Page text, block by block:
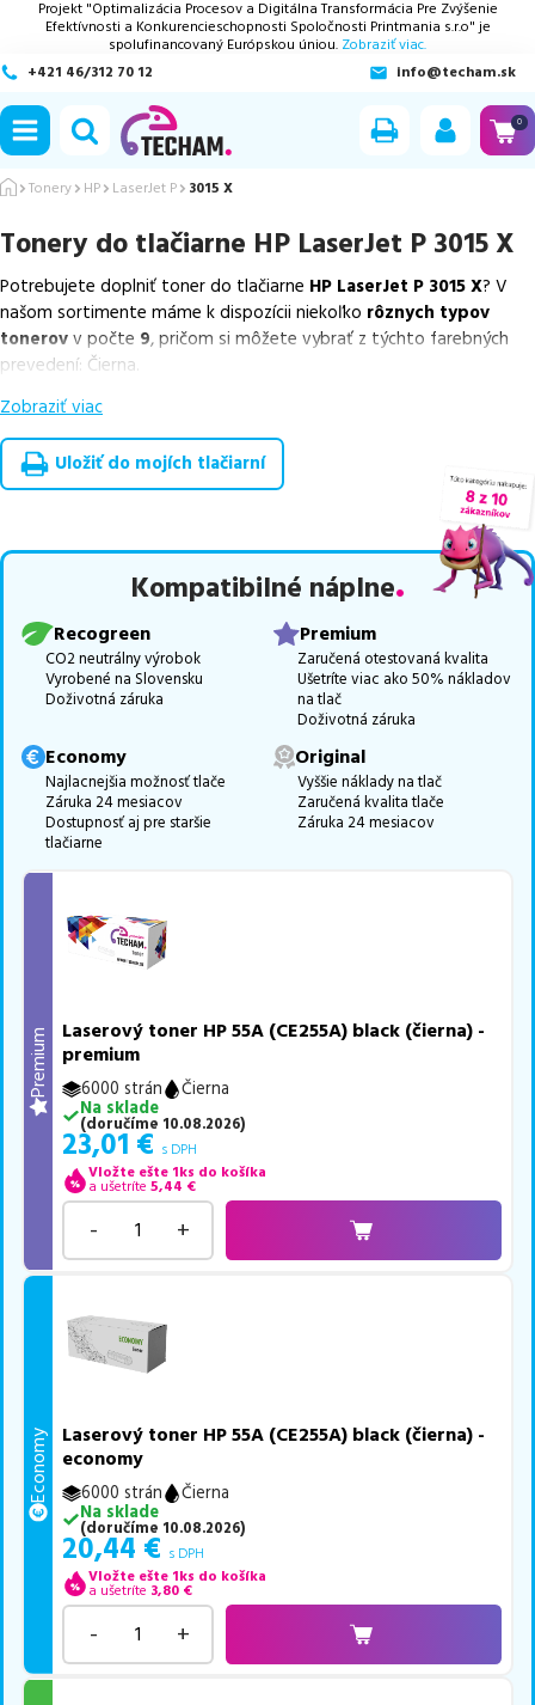
Projekt "Optimalizácia Procesov a Digitálna Transformácia Pre Zvýšenie
Efektívnosti a Konkurencieschopnosti Spoločnosti Printmania s.r.o" je
spolufinancovaný Európskou úniou. Zobraziť viac.
+421 46/312 70 12
info@techam.sk
0
Tonery HP LaserJet P 3015 X
Tonery do tlačiarne HP LaserJet P 3015 X
Potrebujete doplniť toner do tlačiarne HP LaserJet P 3015 X? V
našom sortimente máme k dispozícii niekoľko rôznych typov
tonerovv počte 9, pričom si môžete vybrať z týchto farebných
prevedení: Čierna.
Z uvedeného množstva dostupných náplní
náplnev počte3ks, ako ajcenovo výhodnejšie alternatívy,
ktoré plne zachovávajú kvalitu tlače
overené náhrady v rôznych triedach
, medzi ktoré patríšpičková
ekologicky renovovaná rada
najlacnejšia verzia ECONOMYv
počte
zaručuje bezproblémovú tlač.
Najlacnejší produkt
už od20,44€.
Vieme, že pri nákupe zohráva dôležitú úlohu aj dostupnosť. Preto
dispozícii na odoslanie.
Aktuálne máme k tejto tlačiarni
ponuke 9 ks tonerov,z toho je
6 z nich ihneď k expedícii.
Ak si pri výbere nie ste istí, ktoré riešenie je pre vaše potreby
nás kedykoľvek obrátiť e-mailom alebo telefonicky. Sme tu, aby
sme vám pomohli vybrať to najlepšie riešenie.
Zobraziť viac
Uložiť do mojích tlačiarní
Kompatibilné náplne
Recogreen
CO2 neutrálny výrobok
Vyrobené na Slovensku
Doživotná záruka
Premium
Zaručená otestovaná kvalita
Ušetríte viac ako 50% nákladov
na tlač
Doživotná záruka
Economy
Najlacnejšia možnosť tlače
Záruka 24 mesiacov
Dostupnosť aj pre staršie
tlačiarne
Original
Vyššie náklady na tlač
Zaručená kvalita tlače
Záruka 24 mesiacov
Premium
Laserový toner HP 55A (CE255A) black (čierna) -
premium
6000 strán
Čierna
Na sklade
(doručíme 10.08.2026)
23,01 € s DPH
Vložte ešte 1ks do košíka
a ušetríte 5,44 €
- +
Economy
Laserový toner HP 55A (CE255A) black (čierna) -
economy
6000 strán
Čierna
Na sklade
(doručíme 10.08.2026)
20,44 € s DPH
Vložte ešte 1ks do košíka
a ušetríte 3,80 €
- +